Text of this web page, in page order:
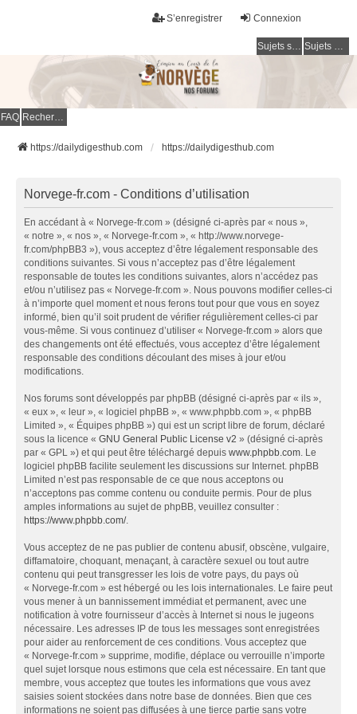
Connexion
S’enregistrer
Sujets sans réponse Sujets actifs
FAQ Rechercher
https://dailydigesthub.com https://dailydigesthub.com
Norvege-fr.com - Conditions d’utilisation
En accédant à « Norvege-fr.com » (désigné ci-après par « nous »,
« notre », « nos », « Norvege-fr.com », « http://www.norvege-
fr.com/phpBB3 »), vous acceptez d’être légalement responsable des
conditions suivantes. Si vous n’acceptez pas d’être légalement
responsable de toutes les conditions suivantes, alors n’accédez pas
et/ou n’utilisez pas « Norvege-fr.com ». Nous pouvons modifier celles-ci
à n’importe quel moment et nous ferons tout pour que vous en soyez
informé, bien qu’il soit prudent de vérifier régulièrement celles-ci par
vous-même. Si vous continuez d’utiliser « Norvege-fr.com » alors que
des changements ont été effectués, vous acceptez d’être légalement
responsable des conditions découlant des mises à jour et/ou
modifications.
Nos forums sont développés par phpBB (désigné ci-après par « ils »,
« eux », « leur », « logiciel phpBB », « www.phpbb.com », « phpBB
Limited », « Équipes phpBB ») qui est un script libre de forum, déclaré
sous la licence « GNU General Public License v2 » (désigné ci-après
par « GPL ») et qui peut être téléchargé depuis www.phpbb.com. Le
logiciel phpBB facilite seulement les discussions sur Internet. phpBB
Limited n’est pas responsable de ce que nous acceptons ou
n’acceptons pas comme contenu ou conduite permis. Pour de plus
amples informations au sujet de phpBB, veuillez consulter :
https://www.phpbb.com/.
Vous acceptez de ne pas publier de contenu abusif, obscène, vulgaire,
diffamatoire, choquant, menaçant, à caractère sexuel ou tout autre
contenu qui peut transgresser les lois de votre pays, du pays où
« Norvege-fr.com » est hébergé ou les lois internationales. Le faire peut
vous mener à un bannissement immédiat et permanent, avec une
notification à votre fournisseur d’accès à Internet si nous le jugeons
nécessaire. Les adresses IP de tous les messages sont enregistrées
pour aider au renforcement de ces conditions. Vous acceptez que
« Norvege-fr.com » supprime, modifie, déplace ou verrouille n’importe
quel sujet lorsque nous estimons que cela est nécessaire. En tant que
membre, vous acceptez que toutes les informations que vous avez
saisies soient stockées dans notre base de données. Bien que ces
informations ne soient pas diffusées à une tierce partie sans votre